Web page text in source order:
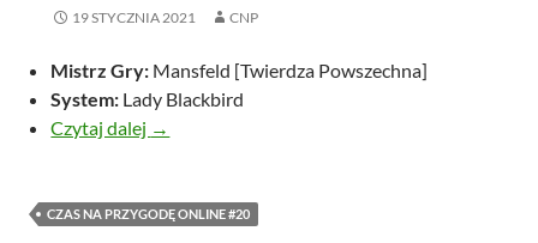
19 STYCZNIA 2021 CNP
Mistrz Gry: Mansfeld [Twierdza Powszechna]
System: Lady Blackbird
Czytaj dalej Magister Lor
→
CZAS NA PRZYGODĘ ONLINE #20